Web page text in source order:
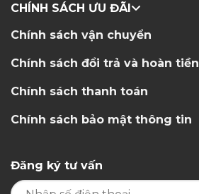
CHÍNH SÁCH ƯU ĐÃI
Chính sách vận chuyển
Chính sách đổi trả và hoàn tiền
Chính sách thanh toán
Chính sách bảo mật thông tin
Đăng ký tư vấn